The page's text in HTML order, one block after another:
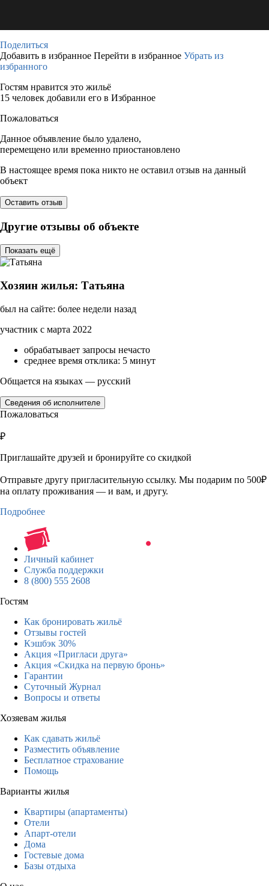
Поделиться
Добавить в избранное Перейти в избранное Убрать из
избранного
Гостям нравится это жильё
15 человек добавили его в Избранное
Пожаловаться
Данное объявление было удалено,
перемещено или временно приостановлено
В настоящее время пока никто не оставил отзыв на данный
объект
Оставить отзыв
Другие отзывы об объекте
Показать ещё
Хозяин жилья: Татьяна
был на сайте: более недели назад
участник с марта 2022
обрабатывает запросы нечасто
среднее время отклика: 5 минут
Общается на языках — русский
Сведения об исполнителе
Пожаловаться
₽
Приглашайте друзей и бронируйте со скидкой
Отправьте другу пригласительную ссылку. Мы подарим по 500₽
на оплату проживания — и вам, и другу.
Подробнее
Личный кабинет
Служба поддержки
8 (800) 555 2608
Гостям
Как бронировать жильё
Отзывы гостей
Кэшбэк 30%
Акция «Пригласи друга»
Акция «Скидка на первую бронь»
Гарантии
Суточный Журнал
Вопросы и ответы
Хозяевам жилья
Как сдавать жильё
Разместить объявление
Бесплатное страхование
Помощь
Варианты жилья
Квартиры (апартаменты)
Отели
Апарт-отели
Дома
Гостевые дома
Базы отдыха